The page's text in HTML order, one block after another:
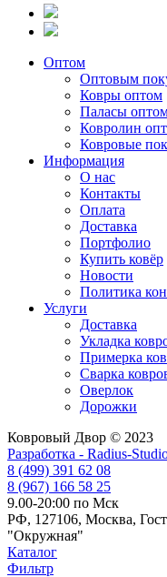
Оптом
Оптовым
Ковры оптом
Паласы
Ковролин
Ковровые
Информация
О нас
Контакты
Оплата
Доставка
Портфолио
Купить ковёр
Новости
Политика
Услуги
Доставка
Укладка
Примерка
Сварка
Оверлок
Дорожки
Ковровый Двор © 2023
Разработка - Radius-
8 (499) 391 62 08
8 (967) 166 58 25
9.00-20:00 по Мск
РФ, 127106, Москва,
"Окружная"
Каталог
Фильтр